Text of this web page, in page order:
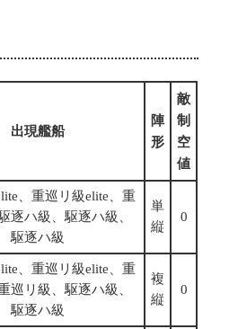
出現艦船
陣
形
敵
制
空
値
、重巡リ級elite、重
逐ハ級、駆逐ハ級、
駆逐ハ級
単
縦
0
、重巡リ級elite、重
巡リ級、駆逐ハ級、
駆逐ハ級
複
縦
0